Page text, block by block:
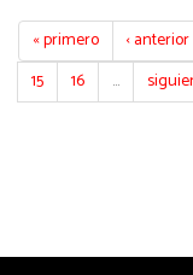
« primero ‹ anterior
15
16 …